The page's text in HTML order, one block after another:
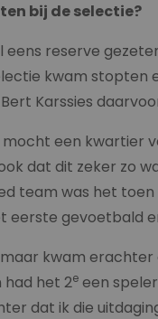
bij de selectie?
eens reserve
kwam
Karssies
mocht een
dat dit zeker zo
team was het
eerste
kwam erachter
het 2e een
dat ik die